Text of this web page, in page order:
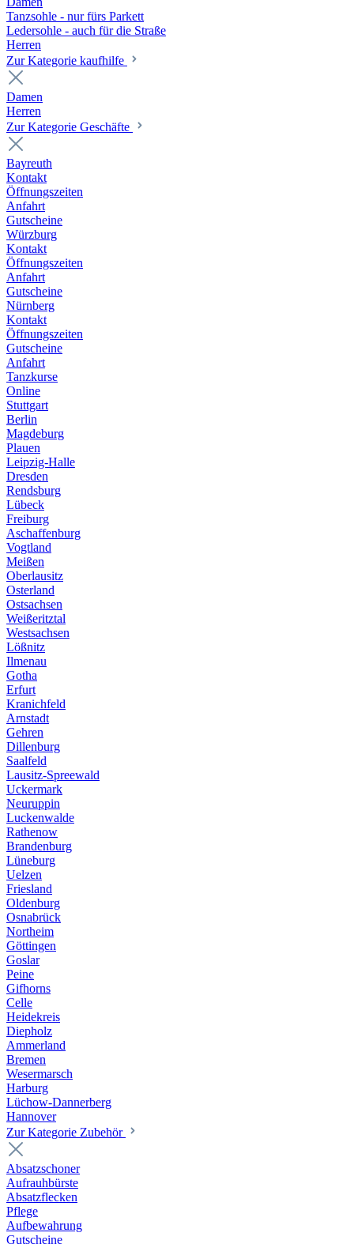
Tanzsohle - nur fürs Parkett
Ledersohle - auch für die Straße
Herren
Zur Kategorie kaufhilfe
Damen
Herren
Zur Kategorie Geschäfte
Bayreuth
Kontakt
Öffnungszeiten
Anfahrt
Gutscheine
Würzburg
Kontakt
Öffnungszeiten
Anfahrt
Gutscheine
Nürnberg
Kontakt
Öffnungszeiten
Gutscheine
Anfahrt
Tanzkurse
Online
Stuttgart
Berlin
Magdeburg
Plauen
Leipzig-Halle
Dresden
Rendsburg
Lübeck
Freiburg
Aschaffenburg
Vogtland
Meißen
Oberlausitz
Osterland
Ostsachsen
Weißeritztal
Westsachsen
Lößnitz
Ilmenau
Gotha
Erfurt
Kranichfeld
Arnstadt
Gehren
Dillenburg
Saalfeld
Lausitz-Spreewald
Uckermark
Neuruppin
Luckenwalde
Rathenow
Brandenburg
Lüneburg
Uelzen
Friesland
Oldenburg
Osnabrück
Northeim
Göttingen
Goslar
Peine
Gifhorns
Celle
Heidekreis
Diepholz
Ammerland
Bremen
Wesermarsch
Harburg
Lüchow-Dannerberg
Hannover
Zur Kategorie Zubehör
Absatzschoner
Aufrauhbürste
Absatzflecken
Pflege
Aufbewahrung
Gutscheine